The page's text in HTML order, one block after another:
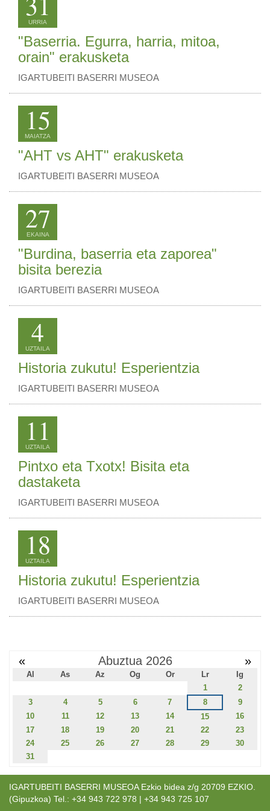
URRIA
"Baserria. Egurra, harria, mitoa,
orain" erakusketa
IGARTUBEITI BASERRI MUSEOA
15
MAIATZA
"AHT vs AHT" erakusketa
IGARTUBEITI BASERRI MUSEOA
27
EKAINA
"Burdina, baserria eta zaporea"
bisita berezia
IGARTUBEITI BASERRI MUSEOA
4
UZTAILA
Historia zukutu! Esperientzia
IGARTUBEITI BASERRI MUSEOA
11
UZTAILA
Pintxo eta Txotx! Bisita eta
dastaketa
IGARTUBEITI BASERRI MUSEOA
18
UZTAILA
Historia zukutu! Esperientzia
IGARTUBEITI BASERRI MUSEOA
« Abuztua 2026 »
Al As Az Og Or Lr
Ig
1
2
3
4 5 6 7 8
9
10
11 12 13 14 15
16
17
18 19 20 21 22
23
24
25 26 27 28 29
30
31
IGARTUBEITI BASERRI MUSEOA Ezkio bidea z/g 20709 EZKIO.
(Gipuzkoa) Tel.: +34 943 722 978 | +34 943 725 107